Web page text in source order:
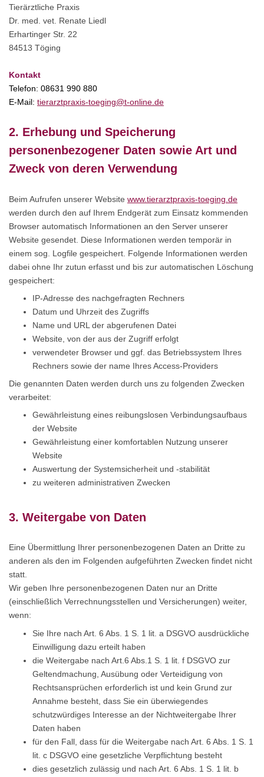
Tierärztliche Praxis
Dr. med. vet. Renate Liedl
Erhartinger Str. 22
84513 Töging
Kontakt
Telefon: 08631 990 880
E-Mail: tierarztpraxis-toeging@t-online.de
2. Erhebung und Speicherung
personenbezogener Daten sowie Art und
Zweck von deren Verwendung
Beim Aufrufen unserer Website www.tierarztpraxis-toeging.de
werden durch den auf Ihrem Endgerät zum Einsatz kommenden
Browser automatisch Informationen an den Server unserer
Website gesendet. Diese Informationen werden temporär in
einem sog. Logfile gespeichert. Folgende Informationen werden
dabei ohne Ihr zutun erfasst und bis zur automatischen Löschung
gespeichert:
IP-Adresse des nachgefragten Rechners
Datum und Uhrzeit des Zugriffs
Name und URL der abgerufenen Datei
Website, von der aus der Zugriff erfolgt
verwendeter Browser und ggf. das Betriebssystem Ihres
Rechners sowie der name Ihres Access-Providers
Die genannten Daten werden durch uns zu folgenden Zwecken
verarbeitet:
Gewährleistung eines reibungslosen Verbindungsaufbaus
der Website
Gewährleistung einer komfortablen Nutzung unserer
Website
Auswertung der Systemsicherheit und -stabilität
zu weiteren administrativen Zwecken
3. Weitergabe von Daten
Eine Übermittlung Ihrer personenbezogenen Daten an Dritte zu
anderen als den im Folgenden aufgeführten Zwecken findet nicht
statt.
Wir geben Ihre personenbezogenen Daten nur an Dritte
(einschließlich Verrechnungsstellen und Versicherungen) weiter,
wenn:
Sie Ihre nach Art. 6 Abs. 1 S. 1 lit. a DSGVO ausdrückliche
Einwilligung dazu erteilt haben
die Weitergabe nach Art.6 Abs.1 S. 1 lit. f DSGVO zur
Geltendmachung, Ausübung oder Verteidigung von
Rechtsansprüchen erforderlich ist und kein Grund zur
Annahme besteht, dass Sie ein überwiegendes
schutzwürdiges Interesse an der Nichtweitergabe Ihrer
Daten haben
für den Fall, dass für die Weitergabe nach Art. 6 Abs. 1 S. 1
lit. c DSGVO eine gesetzliche Verpflichtung besteht
dies gesetzlich zulässig und nach Art. 6 Abs. 1 S. 1 lit. b